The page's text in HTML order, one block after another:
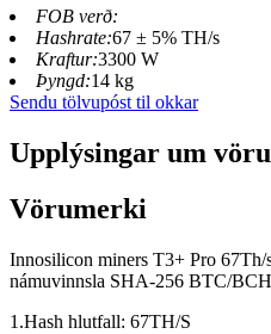
FOB verð:
Hashrate:67 ± 5% TH/s
Kraftur:3300 W
Þyngd:14 kg
Sendu tölvupóst til okkar
Upplýsingar um vöru
Vörumerki
Innosilicon miners T3+ Pro
námuvinnsla SHA-256 BTC/BCH
1.Hash hlutfall: 67TH/S